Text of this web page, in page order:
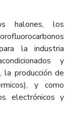
halones, los
la industria
y
la producción de
y como
electrónicos y